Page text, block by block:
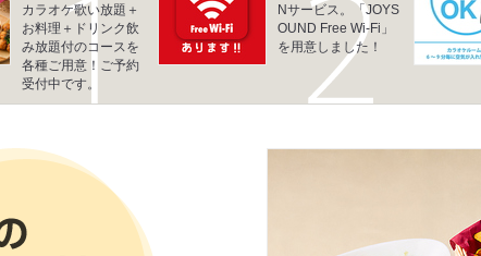
カラオケ歌い放題＋
お料理＋ドリンク飲
み放題付のコースを
各種ご用意！ご予約
受付中です。
Nサービス。「JOYS
OUND Free Wi-Fi」
を用意しました！